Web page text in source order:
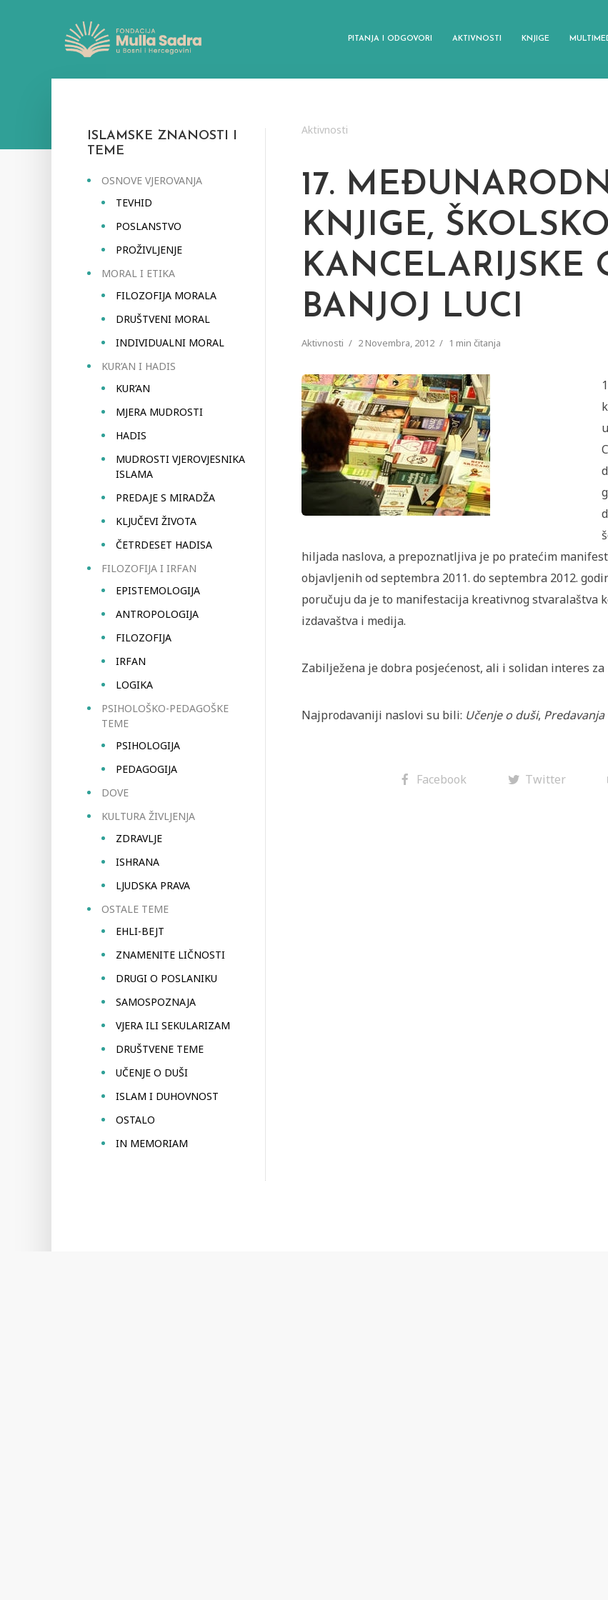
PITANJA I ODGOVORI AKTIVNOSTI KNJIGE
ISLAMSKE ZNANOSTI I
TEME
OSNOVE VJEROVANJA
TEVHID
POSLANSTVO
PROŽIVLJENJE
MORAL I ETIKA
FILOZOFIJA MORALA
DRUŠTVENI MORAL
INDIVIDUALNI MORAL
KUR’AN I HADIS
KUR’AN
MJERA MUDROSTI
HADIS
MUDROSTI VJEROVJESNIKA
ISLAMA
PREDAJE S MIRADŽA
KLJUČEVI ŽIVOTA
ČETRDESET HADISA
FILOZOFIJA I IRFAN
EPISTEMOLOGIJA
ANTROPOLOGIJA
FILOZOFIJA
IRFAN
LOGIKA
PSIHOLOŠKO-PEDAGOŠKE
TEME
PSIHOLOGIJA
PEDAGOGIJA
DOVE
KULTURA ŽIVLJENJA
ZDRAVLJE
ISHRANA
LJUDSKA PRAVA
OSTALE TEME
EHLI-BEJT
ZNAMENITE LIČNOSTI
DRUGI O POSLANIKU
SAMOSPOZNAJA
VJERA ILI SEKULARIZAM
DRUŠTVENE TEME
UČENJE O DUŠI
ISLAM I DUHOVNOST
OSTALO
IN MEMORIAM
Aktivnosti
17.
KNJIGE,
KANCELARIJSKE
BANJOJ LUCI
Aktivnosti 2 Novembra, 2012 1 min čitanja
hiljada naslova, a prepoznatljiva je po pratećim
objavljenih od septembra 2011. do septembra 2012.
poručuju da je to manifestacija kreativnog stvaralaštva
izdavaštva i medija.
Zabilježena je dobra posjećenost, ali i solidan interes za
Najprodavaniji naslovi su bili: Učenje o duši,
Facebook Twitter